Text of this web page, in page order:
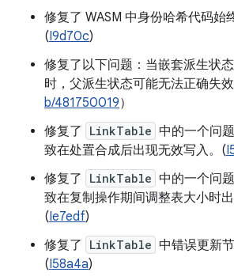
修复了 WASM 中身份哈希代码始
(I9d70c)
修复了以下问题：当嵌套派生状
时，父派生状态可能无法正确失
b/481750019）
修复了
LinkTable 中的一个问
致在处置合成后出现无效写入。(
修复了
LinkTable 中的一个问
致在复制操作期间调整表大小时
(Ie7edf)
修复了
LinkTable 中错误更新
(I58a4a)